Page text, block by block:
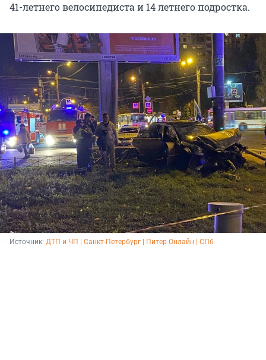
41-летнего велосипедиста и 14 летнего подростка.
Источник: ДТП и ЧП | Санкт-Петербург | Питер Онлайн | СПб